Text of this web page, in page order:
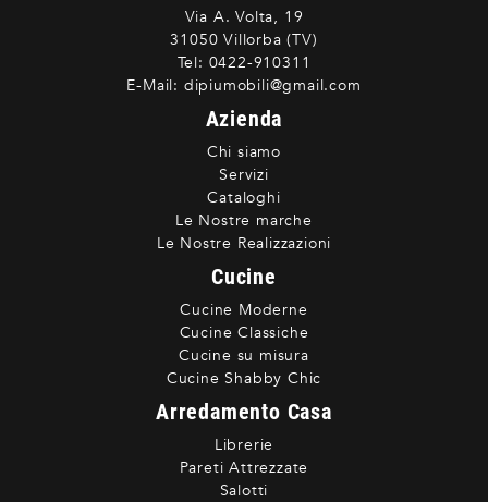
Via A. Volta, 19
31050 Villorba (TV)
Tel: 0422-910311
E-Mail: dipiumobili@gmail.com
Azienda
Chi siamo
Servizi
Cataloghi
Le Nostre marche
Le Nostre Realizzazioni
Cucine
Cucine Moderne
Cucine Classiche
Cucine su misura
Cucine Shabby Chic
Arredamento Casa
Librerie
Pareti Attrezzate
Salotti